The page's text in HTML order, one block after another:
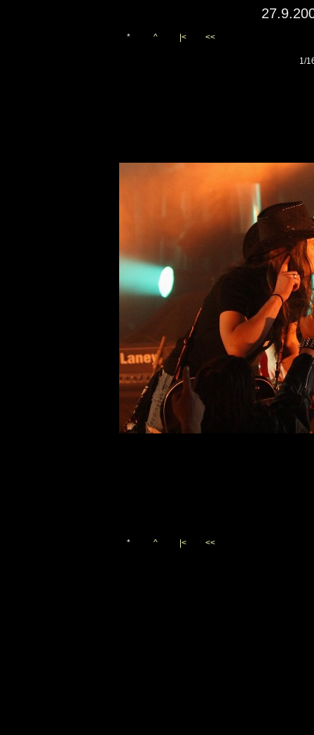
* ^ |< <<
1/
* ^ |< <<